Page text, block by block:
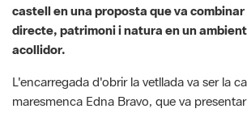
L'encarregada d'obrir la vetllada va ser la
maresmenca Edna Bravo, que va
sensibilitat especial per l'emoció i la
públic va poder descobrir el directe de